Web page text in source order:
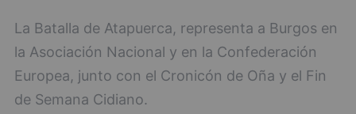
La Batalla de Atapuerca, representa a Burgos en
la Asociación Nacional y en la Confederación
Europea, junto con el Cronicón de Oña y el Fin
de Semana Cidiano.